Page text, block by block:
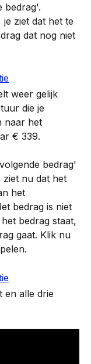
bedrag'.
ziet dat het te
dat nog niet
weer gelijk
die je
naar het
€ 339.
bedrag'
nu dat het
het
bedrag is niet
bedrag staat,
gaat. Klik nu
en alle drie